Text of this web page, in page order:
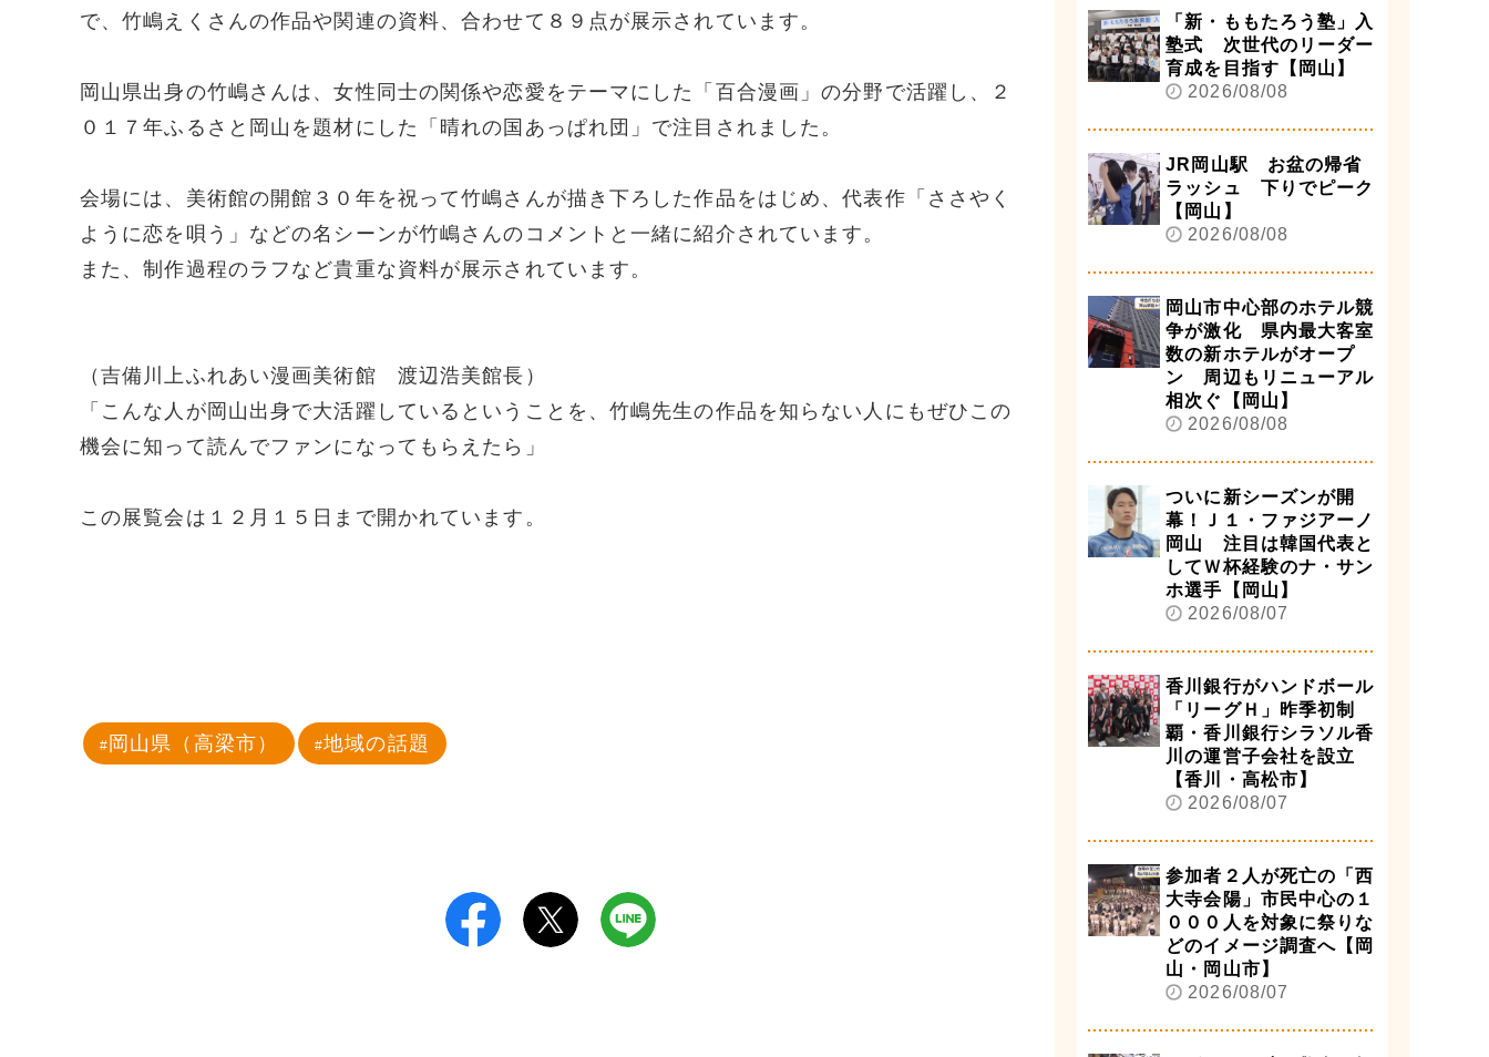
で、竹嶋えくさんの作品や関連の資料、合わせて８９点が展示されています。
岡山県出身の竹嶋さんは、女性同士の関係や恋愛をテーマにした「百合漫画」の分野で活躍し、２
０１７年ふるさと岡山を題材にした「晴れの国あっぱれ団」で注目されました。
会場には、美術館の開館３０年を祝って竹嶋さんが描き下ろした作品をはじめ、代表作「ささやく
ように恋を唄う」などの名シーンが竹嶋さんのコメントと一緒に紹介されています。
また、制作過程のラフなど貴重な資料が展示されています。
（吉備川上ふれあい漫画美術館 渡辺浩美館長）
「こんな人が岡山出身で大活躍しているということを、竹嶋先生の作品を知らない人にもぜひこの
機会に知って読んでファンになってもらえたら」
この展覧会は１２月１５日まで開かれています。
岡山県（高梁市） 地域の話題
「新・ももたろう塾」入
塾式 次世代のリーダー
育成を目指す【岡山】
2026/08/08
JR岡山駅 お盆の帰省
ラッシュ 下りでピーク
【岡山】
2026/08/08
岡山市中心部のホテル競
争が激化 県内最大客室
数の新ホテルがオープ
ン 周辺もリニューアル
相次ぐ【岡山】
2026/08/08
ついに新シーズンが開
幕！Ｊ１・ファジアーノ
岡山 注目は韓国代表と
してＷ杯経験のナ・サン
ホ選手【岡山】
2026/08/07
香川銀行がハンドボール
「リーグＨ」昨季初制
覇・香川銀行シラソル香
川の運営子会社を設立
【香川・高松市】
2026/08/07
参加者２人が死亡の「西
大寺会陽」市民中心の１
０００人を対象に祭りな
どのイメージ調査へ【岡
山・岡山市】
2026/08/07